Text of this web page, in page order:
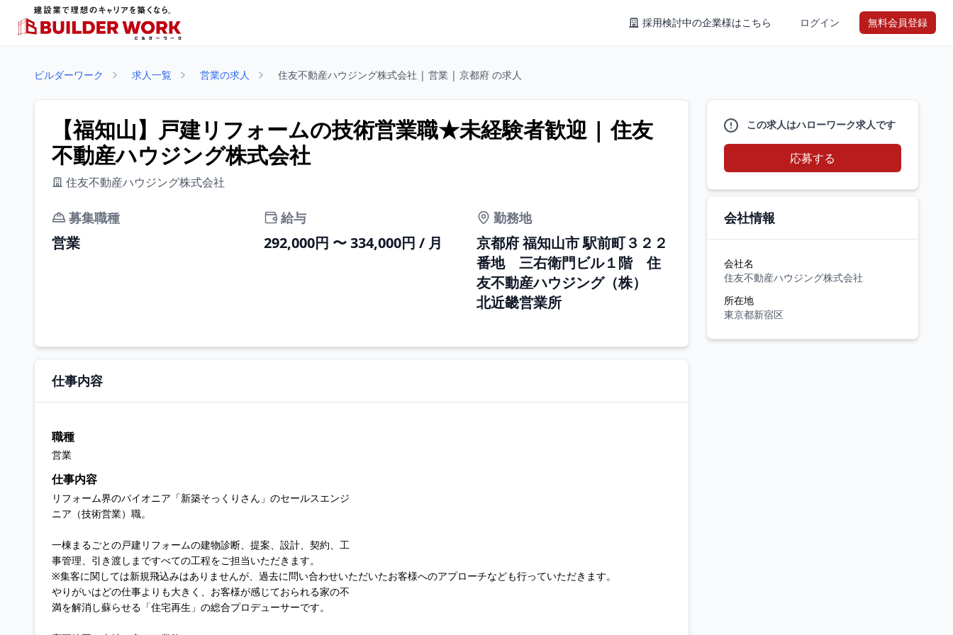
採用検討中の企業様はこちら ログイン 無料会員登録
ビルダーワーク 求人一覧 営業の求人 住友不動産ハウジング株式会社 | 営業 | 京都府 の求人
【福知山】戸建リフォームの技術営業職★未経験者歓迎 | 住友
不動産ハウジング株式会社
住友不動産ハウジング株式会社
募集職種
営業
給与
292,000円 〜 334,000円 / 月
勤務地
京都府 福知山市 駅前町３２２
番地 三右衛門ビル１階 住
友不動産ハウジング（株）
北近畿営業所
仕事内容
職種
営業
仕事内容
リフォーム界のパイオニア「新築そっくりさん」のセールスエンジ
ニア（技術営業）職。
一棟まるごとの戸建リフォームの建物診断、提案、設計、契約、工
事管理、引き渡しまですべての工程をご担当いただきます。
※集客に関しては新規飛込みはありませんが、過去に問い合わせいただいたお客様へのアプローチなども行っていただきます。
やりがいはどの仕事よりも大きく、お客様が感じておられる家の不
満を解消し蘇らせる「住宅再生」の総合プロデューサーです。
この求人はハローワーク求人です
応募する
会社情報
会社名
住友不動産ハウジング株式会社
所在地
東京都新宿区